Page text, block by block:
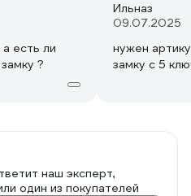
есть ли
?
Ильназ
09.07.2025
нужен
замку с 5
наш эксперт,
один из покупателей